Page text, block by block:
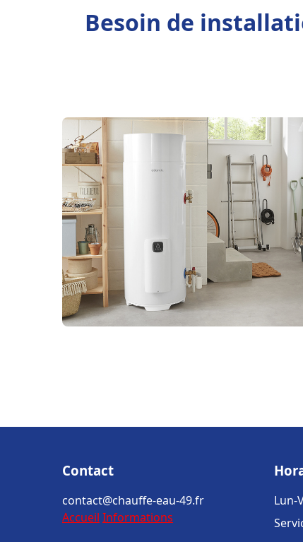
Besoin de
Contact
contact@chauffe-eau-49.fr
Accueil Informations
Lun-